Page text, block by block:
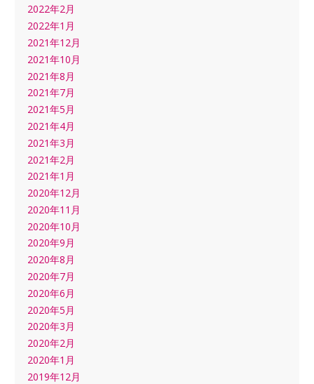
2022年2月
2022年1月
2021年12月
2021年10月
2021年8月
2021年7月
2021年5月
2021年4月
2021年3月
2021年2月
2021年1月
2020年12月
2020年11月
2020年10月
2020年9月
2020年8月
2020年7月
2020年6月
2020年5月
2020年3月
2020年2月
2020年1月
2019年12月